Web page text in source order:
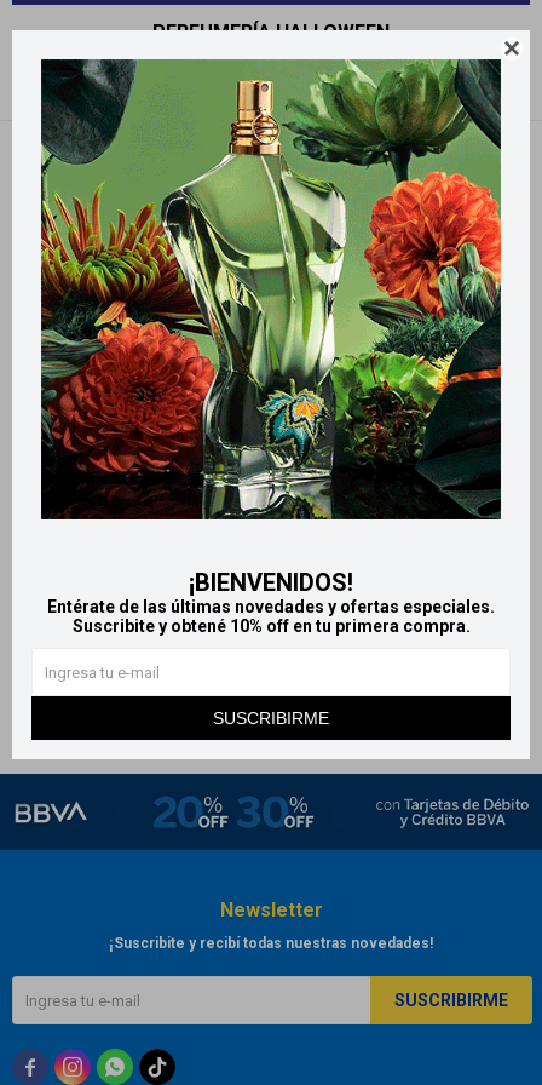

¡BIENVENIDOS!
Entérate de las últimas novedades y ofertas especiales.
Suscribite y obtené 10% off en tu primera compra.
SUSCRIBIRME
PERFUMERÍA HALLOWEEN
Recomendados
Filtrando por: Halloween Quitar filtros
LlegaHOY
Llega en2 HS
Halloween Fresia eau de
toilette 100 ml
$ 2.720
LlegaHOY
Llega en 2 HS
Halloween eau de toilette 100
ml - Blue drop
$ 4.400
Newsletter
¡Suscribite y recibí todas nuestras novedades!
SUSCRIBIRME
  